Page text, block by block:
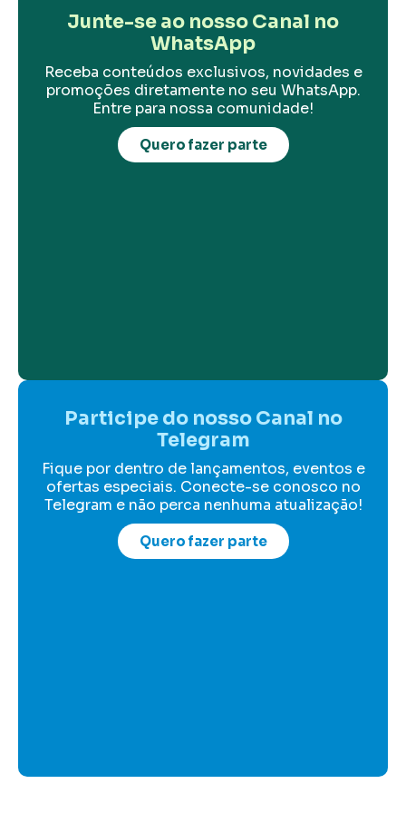
Junte-se ao nosso Canal no
WhatsApp
Receba conteúdos exclusivos, novidades e
promoções diretamente no seu WhatsApp.
Entre para nossa comunidade!
Quero fazer parte
Participe do nosso Canal no
Telegram
Fique por dentro de lançamentos, eventos e
ofertas especiais. Conecte-se conosco no
Telegram e não perca nenhuma atualização!
Quero fazer parte